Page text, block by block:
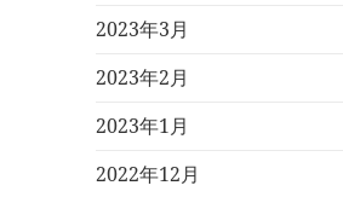
2023年3月
2023年2月
2023年1月
2022年12月